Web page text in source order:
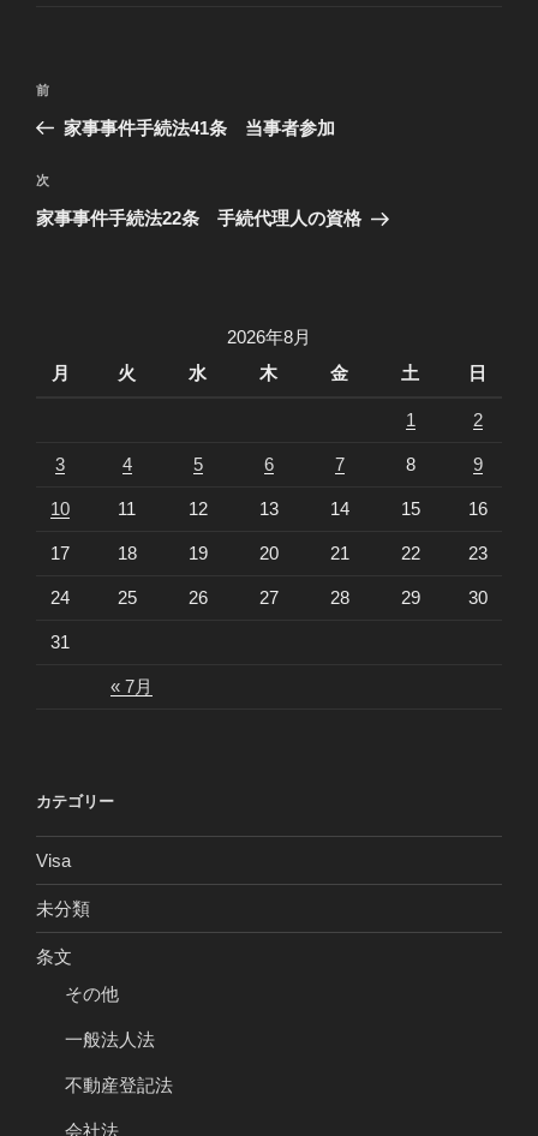
投
ビ
ゲ
過
去
投
稿
前
家事事件手続法41条 当事者参加
次
の
次
家事事件手続法22条 手続代理人の資格
2026年8月
月
火 水 木 金 土 日
« 7月
1 2
3 4 5 6 7 8 9
10 11 12 13 14 15 16
17 18 19 20 21 22 23
24 25 26 27 28 29 30
31
カテゴリー
Visa
未分類
条文
その他
一般法人法
不動産登記法
会社法